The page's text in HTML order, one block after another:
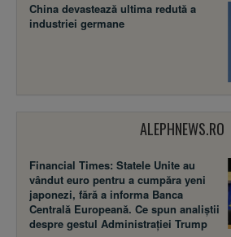
China devastează ultima redută a
industriei germane
ALEPHNEWS.RO
Financial Times: Statele Unite au
vândut euro pentru a cumpăra yeni
japonezi, fără a informa Banca
Centrală Europeană. Ce spun analiștii
despre gestul Administrației Trump